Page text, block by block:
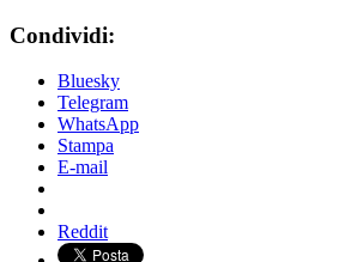
Condividi:
Bluesky
Telegram
WhatsApp
Stampa
E-mail
Reddit